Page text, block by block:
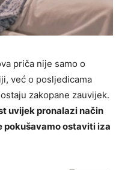
priča nije samo o
već o posljedicama
zakopane zauvijek.
uvijek pronalazi način
pokušavamo ostaviti iza